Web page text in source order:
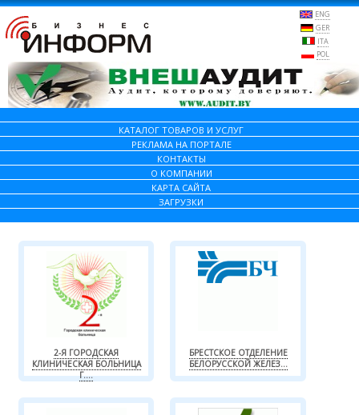
ENG
GER
ITA
POL
КАТАЛОГ ТОВАРОВ И УСЛУГ
РЕКЛАМА НА ПОРТАЛЕ
КОНТАКТЫ
О КОМПАНИИ
КАРТА САЙТА
ЗАГРУЗКИ
2-Я ГОРОДСКАЯ
КЛИНИЧЕСКАЯ БОЛЬНИЦА
Г....
БРЕСТСКОЕ ОТДЕЛЕНИЕ
БЕЛОРУССКОЙ ЖЕЛЕЗ...